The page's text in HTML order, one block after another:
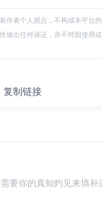
作者个人观点，不构成本平台
做出任何保证，亦不对因使用
复制链接
要你的真知灼见来填补